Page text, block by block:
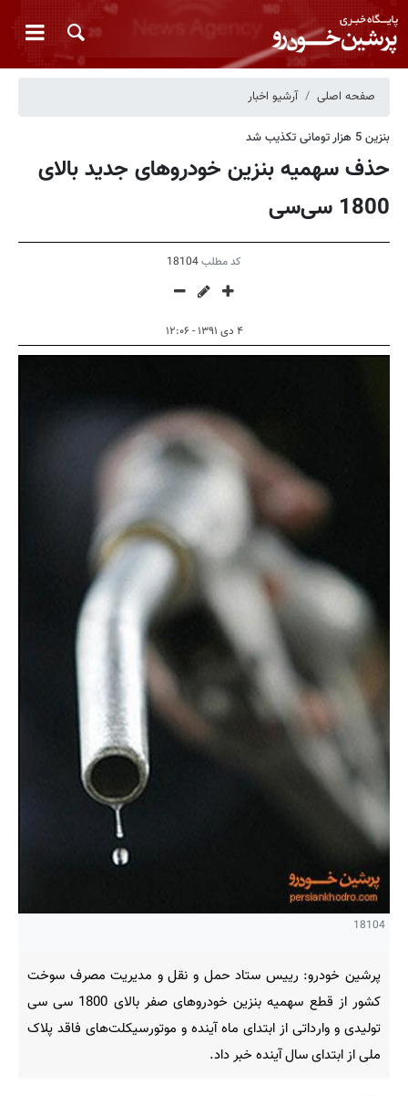
صفحه اصلی آرشیو اخبار
بنزین 5 هزار تومانی تکذیب شد
حذف سهمیه بنزین خودروهای جدید بالای
1800 سی‌سی
کد مطلب18104
۴ دی ۱۳۹۱ - ۱۲:۰۶
18104
پرشین خودرو: رییس ستاد حمل و نقل و مدیریت مصرف سوخت
کشور از قطع سهمیه بنزین خودروهای صفر بالای 1800 سی سی
تولیدی و وارداتی از ابتدای ماه آینده و موتورسیکلت‌های فاقد پلاک
ملی از ابتدای سال آینده خبر داد.